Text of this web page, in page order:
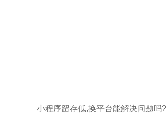
小程序留存低,换平台能解决问题吗?